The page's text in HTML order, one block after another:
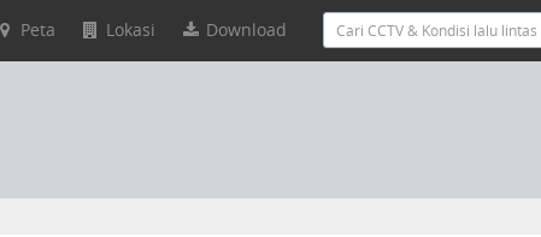
Peta Lokasi Download